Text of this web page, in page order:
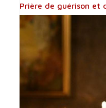
Prière de guérison et